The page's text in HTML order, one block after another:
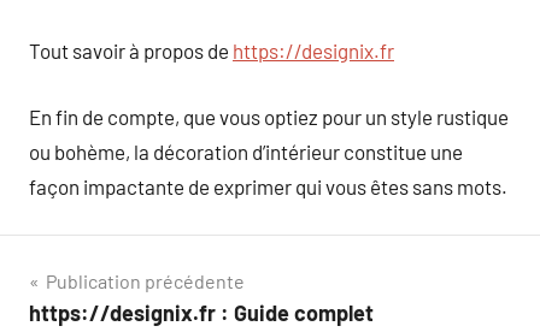
Tout savoir à propos de https://designix.fr
En fin de compte, que vous optiez pour un style rustique
ou bohème, la décoration d’intérieur constitue une
façon impactante de exprimer qui vous êtes sans mots.
Navigation
Publication précédente
https://designix.fr : Guide complet